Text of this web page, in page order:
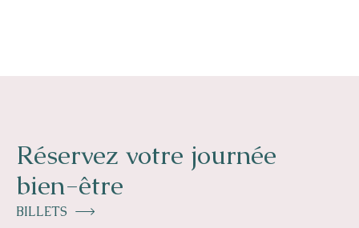
Réservez votre journée
bien-être
BILLETS